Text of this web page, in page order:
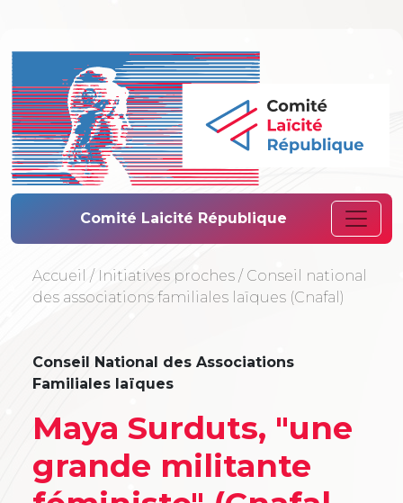
Comité Laïcité
Comité Laicité République
Accueil / Initiatives proches / Conseil national
des associations familiales laïques (Cnafal)
Conseil National des Associations
Familiales laïques
Maya Surduts, "une
grande militante